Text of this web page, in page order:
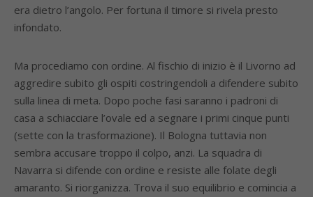
era dietro l’angolo. Per fortuna il timore si rivela presto
infondato.
Ma procediamo con ordine. Al fischio di inizio è il Livorno ad
aggredire subito gli ospiti costringendoli a difendere subito
sulla linea di meta. Dopo poche fasi saranno i padroni di
casa a schiacciare l’ovale ed a segnare i primi cinque punti
(sette con la trasformazione). Il Bologna tuttavia non
sembra accusare troppo il colpo, anzi. La squadra di
Navarra si difende con ordine e resiste alle folate degli
amaranto. Si riorganizza. Trova il suo equilibrio e comincia a